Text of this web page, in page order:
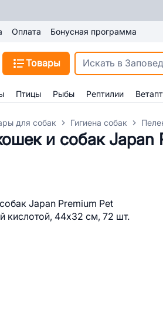
Оплата Бонусная программа
Товары
Птицы Рыбы Рептилии
для собак Гигиена собак
и собак